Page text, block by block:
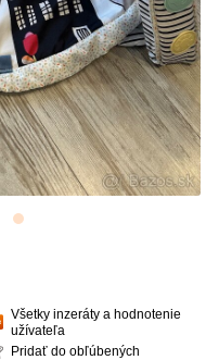
Všetky inzeráty a hodnotenie
užívateľa
Pridať do obľúbených